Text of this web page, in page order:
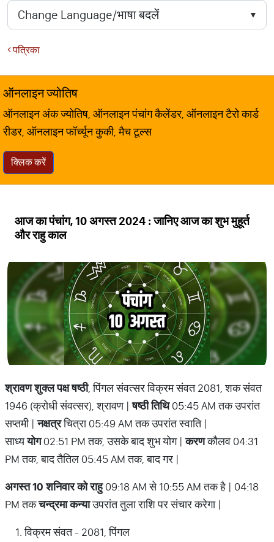
पत्रिका
ऑनलाइन ज्योतिष
ऑनलाइन अंक ज्योतिष, ऑनलाइन पंचांग कैलेंडर, ऑनलाइन टैरो कार्ड
रीडर, ऑनलाइन फॉर्च्यून कुकी, मैच टूल्स
क्लिक करें
आज का पंचांग, 10 अगस्त 2024 : जानिए आज का शुभ मुहूर्त
और राहु काल
श्रावण शुक्ल पक्ष षष्ठी, पिंगल संवत्सर विक्रम संवत 2081, शक संवत
1946 (क्रोधी संवत्सर), श्रावण |षष्ठी तिथि05:45 AM तक उपरांत
सप्तमी |नक्षत्रचित्रा 05:49 AM तक उपरांत स्वाति |
साध्ययोग02:51 PM तक, उसके बाद शुभ योग |करणकौलव 04:31
PM तक, बाद तैतिल 05:45 AM तक, बाद गर |
अगस्त 10 शनिवार को राहु09:18 AM से 10:55 AM तक है | 04:18
PM तकचन्द्रमा कन्याउपरांत तुला राशि पर संचार करेगा |
विक्रम संवत - 2081, पिंगल